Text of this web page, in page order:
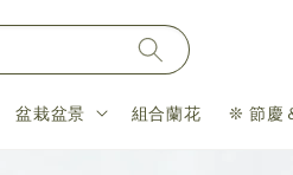
盆栽盆景 組合蘭花 ❊ 節慶